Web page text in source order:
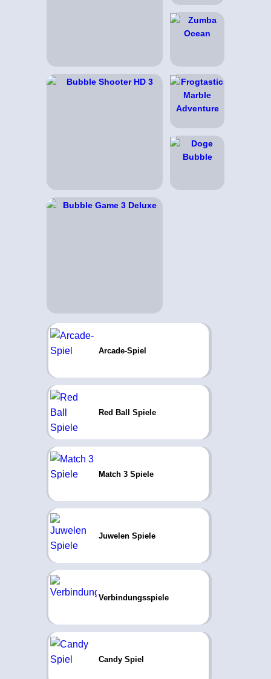
Arcade-Spiel
Red Ball Spiele
Match 3 Spiele
Juwelen Spiele
Verbindungsspiele
Candy Spiel